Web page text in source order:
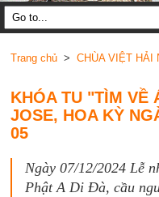
Trang chủ> CHÙA VIỆT HẢI
KHÓA TU "TÌM VỀ
JOSE, HOA KỲ
05
Ngày 07/12/2024 Lễ
Phật A Di Đà, cầu